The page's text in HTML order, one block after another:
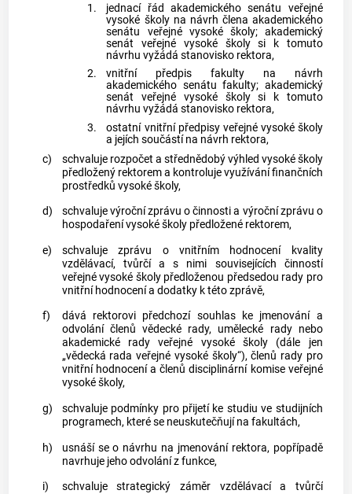
1.
jednací řád akademického senátu veřejné
vysoké školy na návrh člena akademického
senátu veřejné vysoké školy; akademický
senát veřejné vysoké školy si k tomuto
návrhu vyžádá stanovisko rektora,
2.
vnitřní předpis fakulty na návrh
akademického senátu fakulty; akademický
senát veřejné vysoké školy si k tomuto
návrhu vyžádá stanovisko rektora,
3.
ostatní vnitřní předpisy veřejné vysoké školy
a jejích součástí na návrh rektora,
c)
schvaluje rozpočet a střednědobý výhled vysoké školy
předložený rektorem a kontroluje využívání finančních
prostředků vysoké školy,
d)
schvaluje výroční zprávu o činnosti a výroční zprávu o
hospodaření vysoké školy předložené rektorem,
e)
schvaluje zprávu o vnitřním hodnocení kvality
vzdělávací, tvůrčí a s nimi souvisejících činností
veřejné vysoké školy předloženou předsedou rady pro
vnitřní hodnocení a dodatky k této zprávě,
f)
dává rektorovi předchozí souhlas ke jmenování a
odvolání členů vědecké rady, umělecké rady nebo
akademické rady veřejné vysoké školy (dále jen
„vědecká rada veřejné vysoké školy“), členů rady pro
vnitřní hodnocení a členů disciplinární komise veřejné
vysoké školy,
g)
schvaluje podmínky pro přijetí ke studiu ve studijních
programech, které se neuskutečňují na fakultách,
h)
usnáší se o návrhu na jmenování rektora, popřípadě
navrhuje jeho odvolání z funkce,
i)
schvaluje strategický záměr vzdělávací a tvůrčí